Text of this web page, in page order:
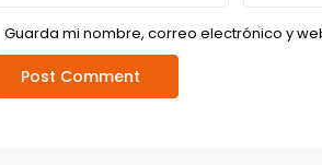
Guarda mi nombre, correo electrónico y